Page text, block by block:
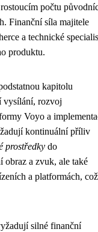
počtu
Finanční síla majitele
a technické
produktu.
kapitolu
vysílání, rozvoj
Voyo a
kontinuální příliv
prostředky do
a zvuk, ale také
a platformách, což
silné finanční